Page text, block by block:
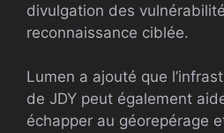
divulgation des
reconnaissance ciblée.
Lumen a ajouté que
de JDY peut également
échapper au géorepérage